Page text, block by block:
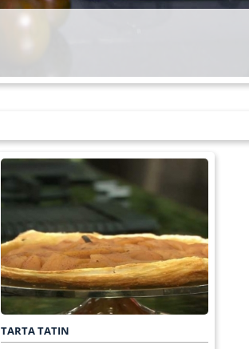
TARTA TATIN